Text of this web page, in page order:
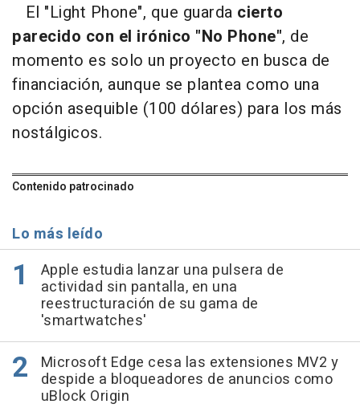
El "Light Phone", que guarda cierto
parecido con el irónico "No Phone", de
momento es solo un proyecto en busca de
financiación, aunque se plantea como una
opción asequible (100 dólares) para los más
nostálgicos.
Contenido patrocinado
Lo más leído
Apple estudia lanzar una pulsera de
actividad sin pantalla, en una
reestructuración de su gama de
'smartwatches'
Microsoft Edge cesa las extensiones MV2 y
despide a bloqueadores de anuncios como
uBlock Origin